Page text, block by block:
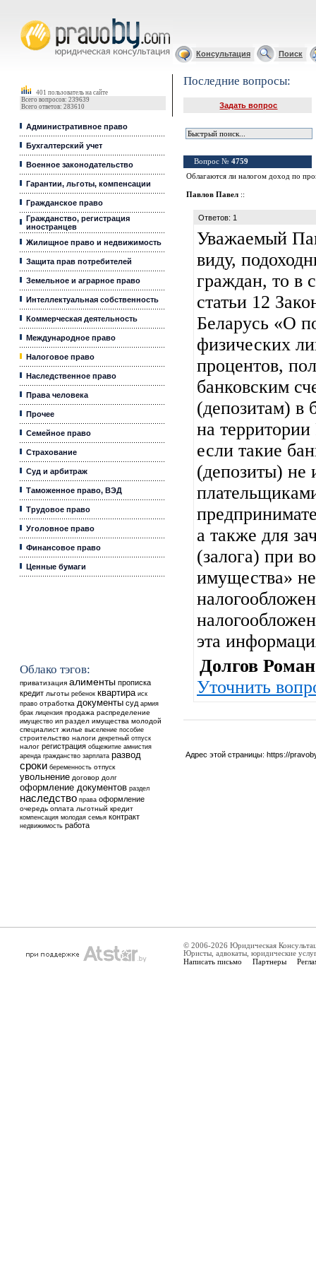
Консультация Поиск
401 пользователь на сайте
Всего вопросов: 239639
Всего ответов: 283610
Административное право
Бухгалтерский учет
Военное законодательство
Гарантии, льготы, компенсации
Гражданское право
Гражданство, регистрация
иностранцев
Жилищное право и недвижимость
Защита прав потребителей
Земельное и аграрное право
Интеллектуальная собственность
Коммерческая деятельность
Международное право
Налоговое право
Наследственное право
Права человека
Прочее
Семейное право
Страхование
Суд и арбитраж
Таможенное право, ВЭД
Трудовое право
Уголовное право
Финансовое право
Ценные бумаги
Облако тэгов:
приватизация алименты прописка
кредит льготы ребенок квартира иск
право отработка документы суд армия
брак лицензия продажа распределение
имущество ип раздел имущества молодой
специалист жилье выселение пособие
строительство налоги декретный отпуск
налог регистрация общежитие амнистия
аренда гражданство зарплата развод
сроки беременность отпуск
увольнение договор долг
оформление документов раздел
наследство права оформление
очередь оплата льготный кредит
компенсация молодая семья контракт
недвижимость работа
Последние вопросы:
Задать вопрос
Вопрос № 4759
Облагаются ли налогом доход по
Павлов Павел ::
Ответов: 1
Уважаемый
виду,
граждан, то в
статьи 12
Беларусь «О
физических
процентов,
банковским
(депозитам) в
на
если такие
(депозиты) не
а также для
(залога) при
имущества»
эта
Долгов Роман
Уточнить
Адрес этой страницы: https://
© 2006-2026 Юридическая
Юристы, адвокаты, юридические
Написать письмо Партнеры